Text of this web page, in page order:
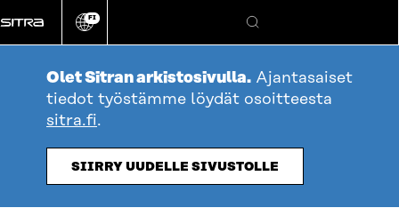
suoraan
sisältöön
Vaihda
kieli
FI
Hae
Olet Sitran arkistosivulla. Ajantasaiset
tiedot työstämme löydät osoitteesta
sitra.fi.
SIIRRY UUDELLE SIVUSTOLLE